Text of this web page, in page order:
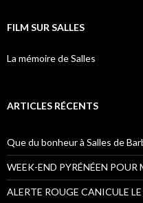
FILM SUR SALLES
La mémoire de Salles
ARTICLES RÉCENTS
Que du bonheur à Salles de
WEEK-END PYRÉNÉEN
ALERTE ROUGE CANICULE